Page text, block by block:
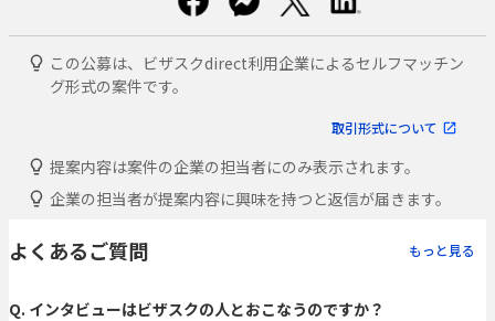
この公募は、ビザスクdirect利用企業によるセルフマッチン
グ形式の案件です。
取引形式について
提案内容は案件の企業の担当者にのみ表示されます。
企業の担当者が提案内容に興味を持つと返信が届きます。
よくあるご質問 もっと見る
Q. インタビューはビザスクの人とおこなうのですか？